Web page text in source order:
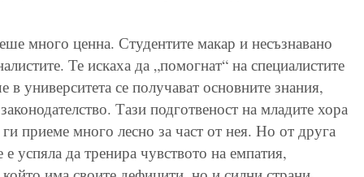
много ценна. Студентите макар и несъзнавано
Те искаха да „помогнат“ на специалистите
университета се получават основните знания,
Тази подготвеност на младите хора
приеме много лесно за част от нея. Но от друга
успяла да тренира чувството на емпатия,